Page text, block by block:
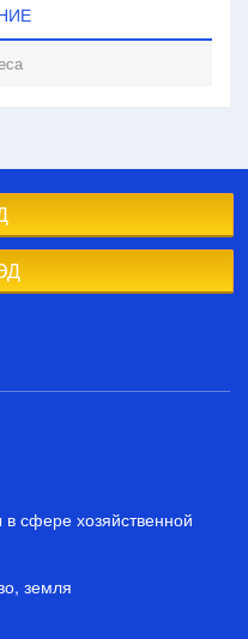
сфере хозяйственной
земля